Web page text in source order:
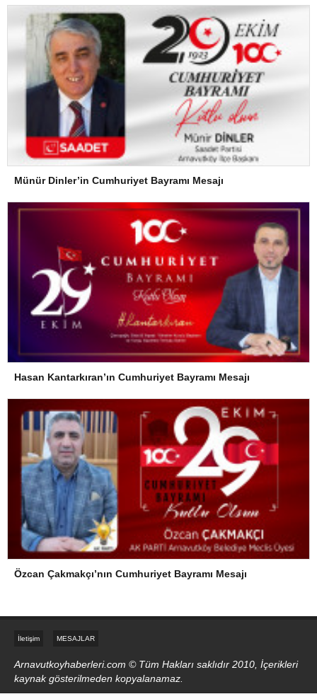
Münür Dinler’in Cumhuriyet Bayramı Mesajı
Hasan Kantarkıran’ın Cumhuriyet Bayramı Mesajı
Özcan Çakmakçı’nın Cumhuriyet Bayramı Mesajı
İletişim MESAJLAR
Arnavutkoyhaberleri.com © Tüm Hakları saklıdır 2010, İçerikleri
kaynak gösterilmeden kopyalanamaz.